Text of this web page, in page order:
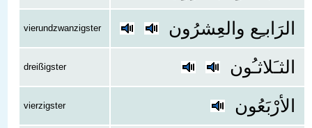
vierundzwanzigster الرَابـِع والعِشرُون
dreißigster الثـَلاثـُون
vierzigster الأرْبَعُون